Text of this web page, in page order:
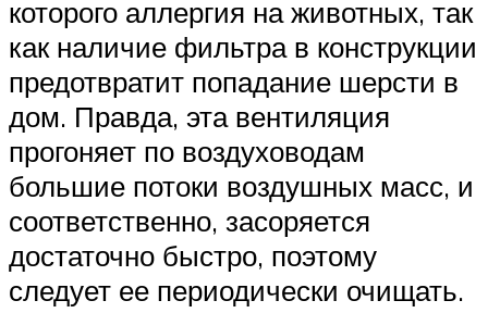
которого аллергия на животных, так
как наличие фильтра в конструкции
предотвратит попадание шерсти в
дом. Правда, эта вентиляция
прогоняет по воздуховодам
большие потоки воздушных масс, и
соответственно, засоряется
достаточно быстро, поэтому
следует ее периодически очищать.